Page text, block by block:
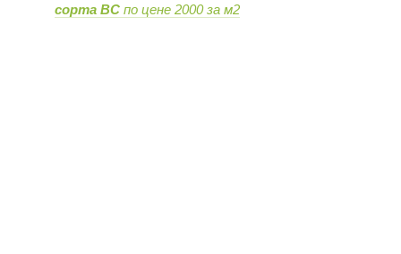
сорта BCпо цене 2000 за м2